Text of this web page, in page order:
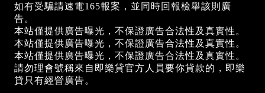
如有受騙請速電165報案，並同時回報檢舉該則廣
告。
本站僅提供廣告曝光，不保證廣告合法性及真實性。
本站僅提供廣告曝光，不保證廣告合法性及真實性。
本站僅提供廣告曝光，不保證廣告合法性及真實性。
請勿理會號稱來自即樂貸官方人員要你貸款的，即樂
貸只有經營廣告。